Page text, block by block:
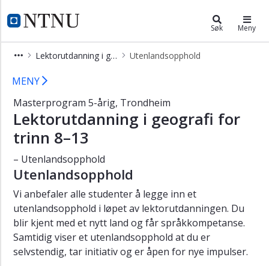
NTNU Hjemmeside
Lektorutdanning i geografi for
Søk Meny
Lektorutdanning i geografi for trinn 8 − 13 Utenlandsopphold
Utenlandsopphold –
×
meny
MENY
Masterprogram 5-årig, Trondheim
Lektorutdanning i geografi for
trinn 8–13
– Utenlandsopphold
Utenlandsopphold
Vi anbefaler alle studenter å legge inn et
utenlandsopphold i løpet av lektorutdanningen. Du
blir kjent med et nytt land og får språkkompetanse.
Samtidig viser et utenlandsopphold at du er
selvstendig, tar initiativ og er åpen for nye impulser.